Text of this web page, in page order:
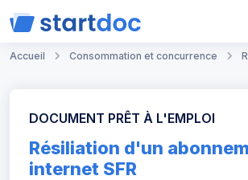
Accueil Consommation et concurrence
DOCUMENT PRÊT À L'EMPLOI
Résiliation d'un
internet SFR